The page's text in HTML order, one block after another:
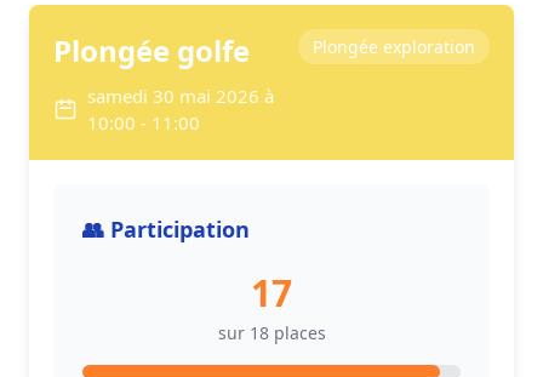
Plongée golfe
samedi 30 mai 2026 à
10:00 - 11:00
Plongée exploration
👥 Participation
17
sur 18 places